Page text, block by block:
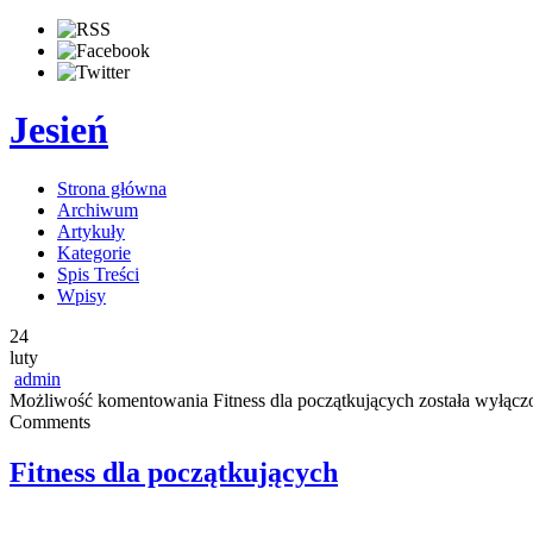
Jesień
Strona główna
Archiwum
Artykuły
Kategorie
Spis Treści
Wpisy
24
luty
admin
Możliwość komentowania Fitness dla początkujących została
Comments
Fitness dla początkujących